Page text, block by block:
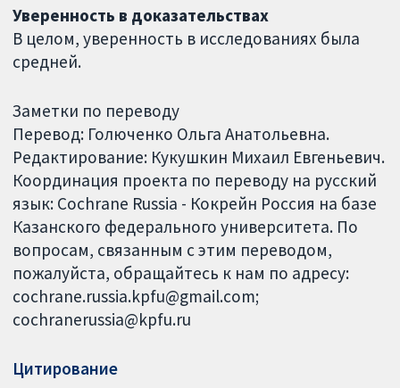
Уверенность в доказательствах
В целом, уверенность в исследованиях была
средней.
Заметки по переводу
Перевод: Голюченко Ольга Анатольевна.
Редактирование: Кукушкин Михаил Евгеньевич.
Координация проекта по переводу на русский
язык: Cochrane Russia - Кокрейн Россия на базе
Казанского федерального университета. По
вопросам, связанным с этим переводом,
пожалуйста, обращайтесь к нам по адресу:
cochrane.russia.kpfu@gmail.com;
cochranerussia@kpfu.ru
Цитирование